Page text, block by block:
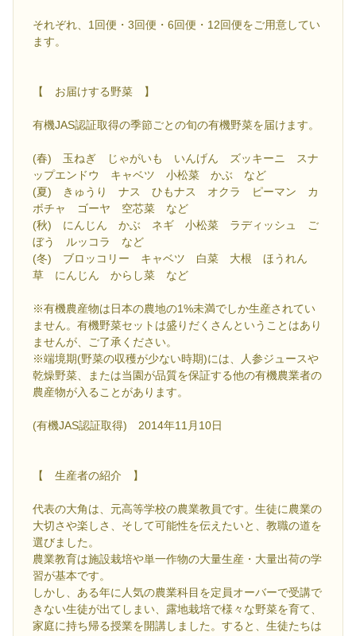
それぞれ、1回便・3回便・6回便・12回便をご用意してい
ます。
【 お届けする野菜 】
有機JAS認証取得の季節ごとの旬の有機野菜を届けます。
(春) 玉ねぎ じゃがいも いんげん ズッキーニ スナ
ップエンドウ キャベツ 小松菜 かぶ など
(夏) きゅうり ナス ひもナス オクラ ピーマン カ
ボチャ ゴーヤ 空芯菜 など
(秋) にんじん かぶ ネギ 小松菜 ラディッシュ ご
ぼう ルッコラ など
(冬) ブロッコリー キャベツ 白菜 大根 ほうれん
草 にんじん からし菜 など
※有機農産物は日本の農地の1%未満でしか生産されてい
ません。有機野菜セットは盛りだくさんということはあり
ませんが、ご了承ください。
※端境期(野菜の収穫が少ない時期)には、人参ジュースや
乾燥野菜、または当園が品質を保証する他の有機農業者の
農産物が入ることがあります。
(有機JAS認証取得) 2014年11月10日
【 生産者の紹介 】
代表の大角は、元高等学校の農業教員です。生徒に農業の
大切さや楽しさ、そして可能性を伝えたいと、教職の道を
選びました。
農業教育は施設栽培や単一作物の大量生産・大量出荷の学
習が基本です。
しかし、ある年に人気の農業科目を定員オーバーで受講で
きない生徒が出てしまい、露地栽培で様々な野菜を育て、
家庭に持ち帰る授業を開講しました。すると、生徒たちは